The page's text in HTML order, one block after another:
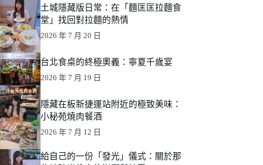
土城隱藏版日常：在「麵匡匡拉麵食
堂」找回對拉麵的熱情
2026 年 7 月 20 日
台北食桌的終極奧義：寧夏千歲宴
2026 年 7 月 19 日
隱藏在板新捷運站附近的極致美味：
小秘苑燒肉餐酒
2026 年 7 月 12 日
給自己的一份「發光」儀式：關於那